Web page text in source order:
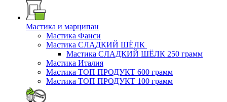
Мастика и марципан
Мастика Фанси
Мастика СЛАДКИЙ ШЁЛК
Мастика СЛАДКИЙ ШЁЛК 250 грамм
Мастика Италия
Мастика ТОП ПРОДУКТ 600 грамм
Мастика ТОП ПРОДУКТ 100 грамм